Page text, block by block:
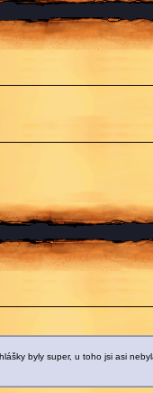
byly super, u toho jsi asi